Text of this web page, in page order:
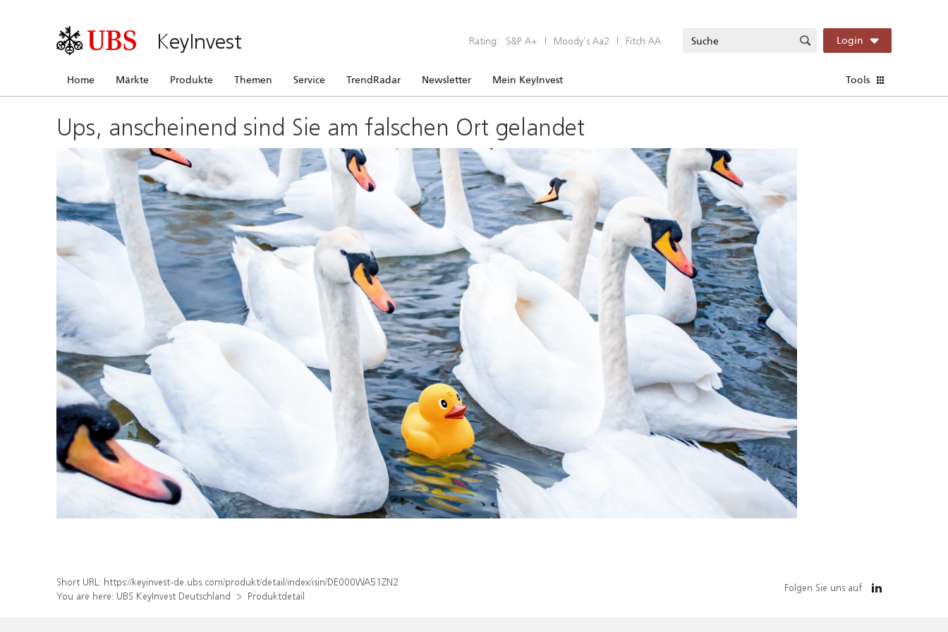
KeyInvest Rating: S&P A+ | Moody’s Aa2 | Fitch AA Login
Home Märkte Produkte Themen Service TrendRadar Newsletter Mein KeyInvest Tools
Ups, anscheinend sind Sie am falschen Ort gelandet
Short URL: https://keyinvest-de.ubs.com/produkt/detail/index/isin/DE000WA51ZN2
You are here: UBS KeyInvest Deutschland Produktdetail
Folgen Sie uns auf